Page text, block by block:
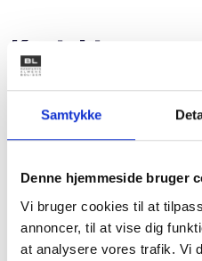
Samtykke
Denne hjemmeside bruger
Vi bruger cookies til at
annoncer, til at vise dig
at analysere vores trafik. Vi
Kontakt
Mail: